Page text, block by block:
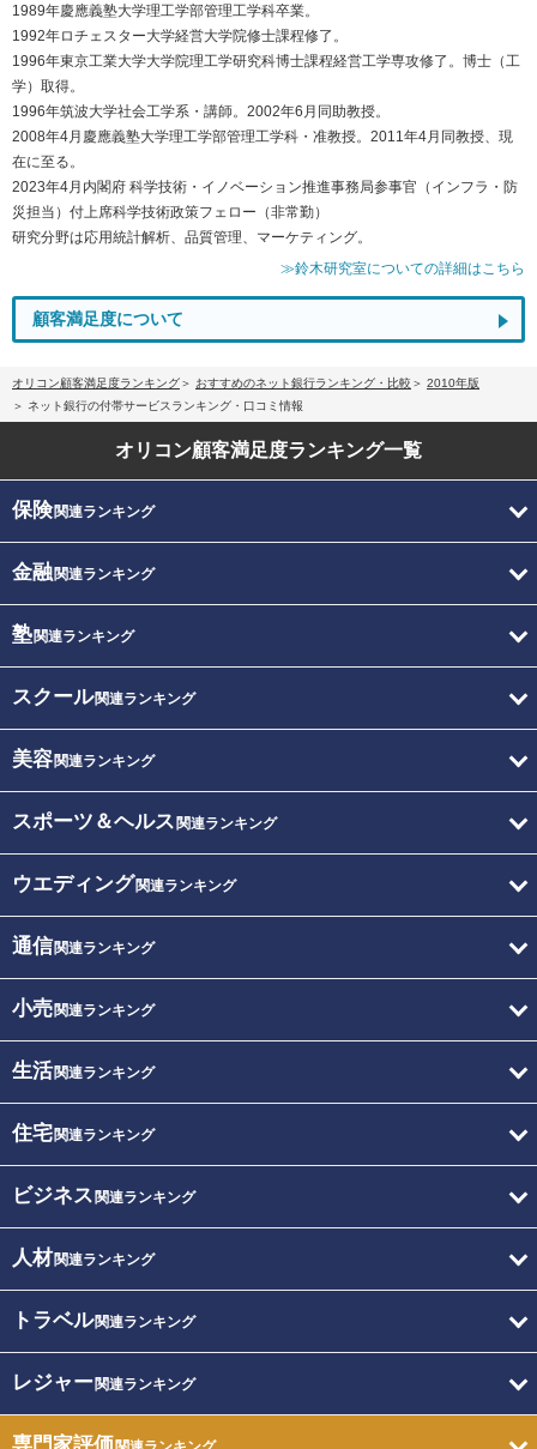
1989年慶應義塾大学理工学部管理工学科卒業。
1992年ロチェスター大学経営大学院修士課程修了。
1996年東京工業大学大学院理工学研究科博士課程経営工学専攻修了。博士（工
学）取得。
1996年筑波大学社会工学系・講師。2002年6月同助教授。
2008年4月慶應義塾大学理工学部管理工学科・准教授。2011年4月同教授、現
在に至る。
2023年4月内閣府 科学技術・イノベーション推進事務局参事官（インフラ・防
災担当）付上席科学技術政策フェロー（非常勤）
研究分野は応用統計解析、品質管理、マーケティング。
≫鈴木研究室についての詳細はこちら
顧客満足度について
オリコン顧客満足度ランキング おすすめのネット銀行ランキング・比較
2010年版
ネット銀行の付帯サービスランキング・口コミ情報
オリコン顧客満足度ランキング一覧
保険関連ランキング
金融関連ランキング
塾関連ランキング
スクール関連ランキング
美容関連ランキング
スポーツ＆ヘルス 関連ランキング
ウエディング関連ランキング
通信関連ランキング
小売関連ランキング
生活関連ランキング
住宅関連ランキング
ビジネス 関連ランキング
人材関連ランキング
トラベル関連ランキング
レジャー関連ランキング